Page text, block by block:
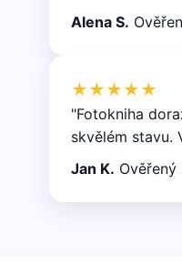
Alena S.
★★★★★
"Fotokniha
skvělém stavu.
Jan K. Ověřený